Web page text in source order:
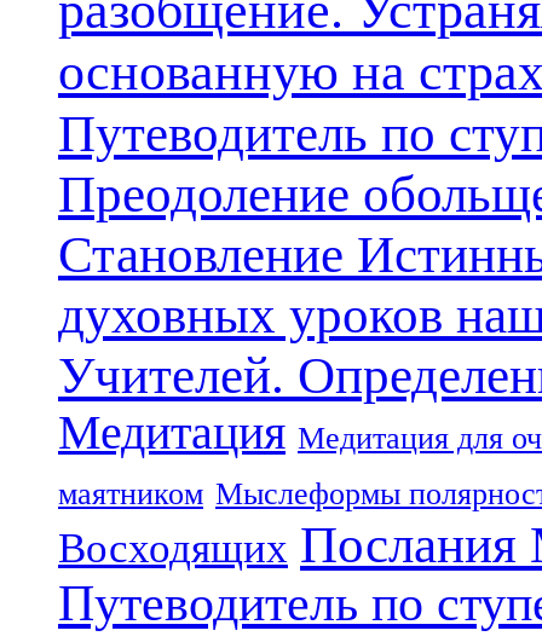
основанную на
Путеводитель по
Преодоление
Становление
духовных уроков
Учителей.
Медитация Медитация для
маятником Мыслеформы
Восходящих Послания
Путеводитель по